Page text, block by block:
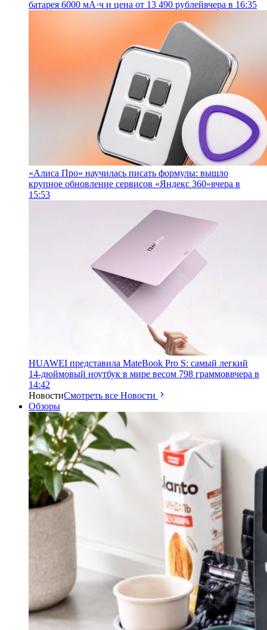
батарея 6000 мА·ч и цена от 13 490 рублейвчера в 16:35
«Алиса Про» научилась писать формулы: вышло
крупное обновление сервисов «Яндекс 360»вчера в
15:53
HUAWEI представила MateBook Pro S: самый легкий
14-дюймовый ноутбук в мире весом 798 граммоввчера в
14:42
НовостиСмотреть все Новости
Обзоры